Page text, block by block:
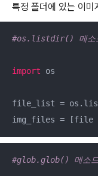
특정 폴더에 있는 이미
#os.listdir() 메소
import os
file_list =
img_files = [file
#glob.glob() 메소